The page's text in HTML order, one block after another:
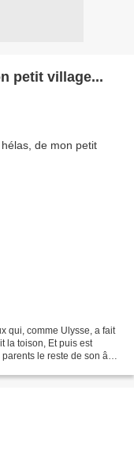
petit village...
qui, comme Ulysse, a fait
la toison, Et puis est
le reste de son âge